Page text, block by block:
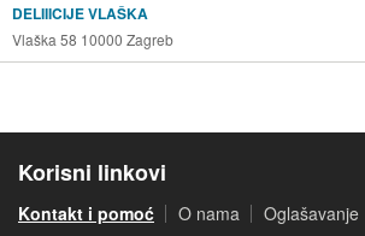
DELIIICIJE VLAŠKA
Vlaška 58 10000 Zagreb
Korisni linkovi
Kontakt i pomoć O nama
Oglašavanje